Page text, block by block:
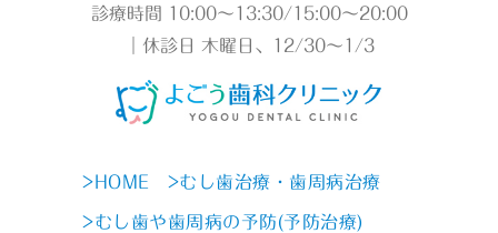
診療時間 10:00～13:30/15:00～20:00
｜休診日 木曜日、12/30～1/3
>HOME >むし歯治療・歯周病治療
>むし歯や歯周病の予防(予防治療)